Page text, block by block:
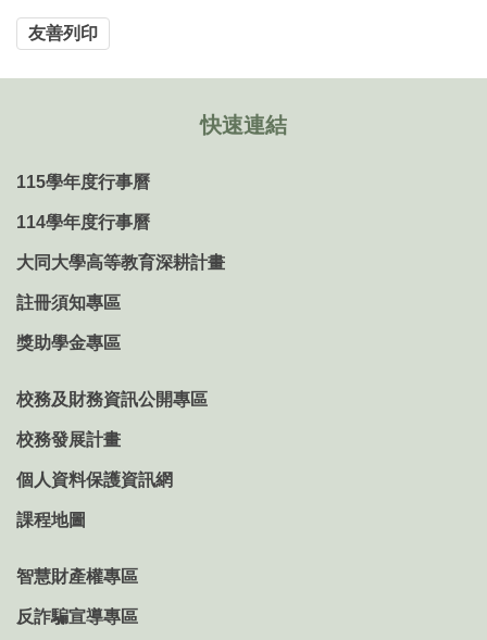
友善列印
快速連結
115學年度行事曆
114學年度行事曆
大同大學高等教育深耕計畫
註冊須知專區
獎助學金專區
校務及財務資訊公開專區
校務發展計畫
個人資料保護資訊網
課程地圖
智慧財產權專區
反詐騙宣導專區